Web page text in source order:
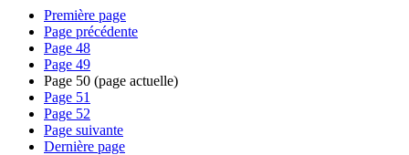
Première page
Page précédente
Page 48
Page 49
Page 50 (page actuelle)
Page 51
Page 52
Page suivante
Dernière page